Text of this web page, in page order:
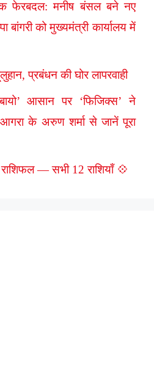
फेरबदल: मनीष बंसल बने नए
बांगरी को मुख्यमंत्री कार्यालय में
प्रबंधन की घोर लापरवाही
आसान पर ‘फिजिक्स’ ने
के अरुण शर्मा से जानें पूरा
— सभी 12 राशियाँ 💠